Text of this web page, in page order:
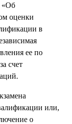
«Об
оценки
в
ее по
счет
или,
о